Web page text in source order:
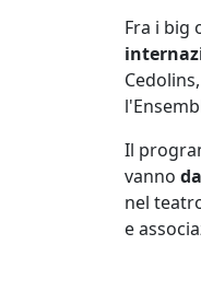
Fra i big
Il
vanno
nel
e